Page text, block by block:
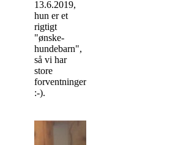
13.6.2019,
hun er et
rigtigt
"ønske-
hundebarn",
så vi har
store
forventninger
:-).